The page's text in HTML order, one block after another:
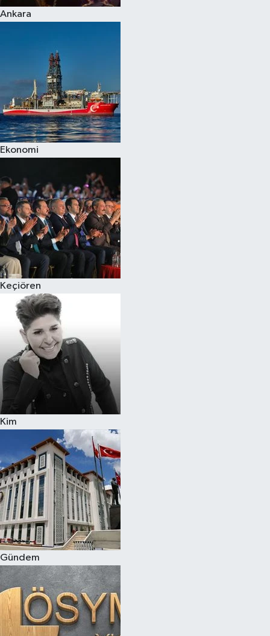
Ankara
Ekonomi
Keçiören
Kim
Gündem